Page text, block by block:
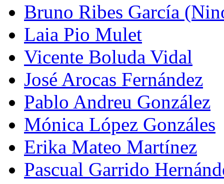
Bruno Ribes García
Laia Pio Mulet
Vicente Boluda Vidal
José Arocas Fernández
Pablo Andreu González
Mónica López Gonzáles
Erika Mateo Martínez
Pascual Garrido